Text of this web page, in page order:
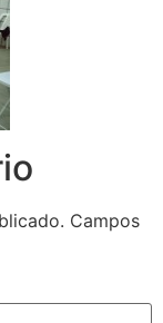
Campos